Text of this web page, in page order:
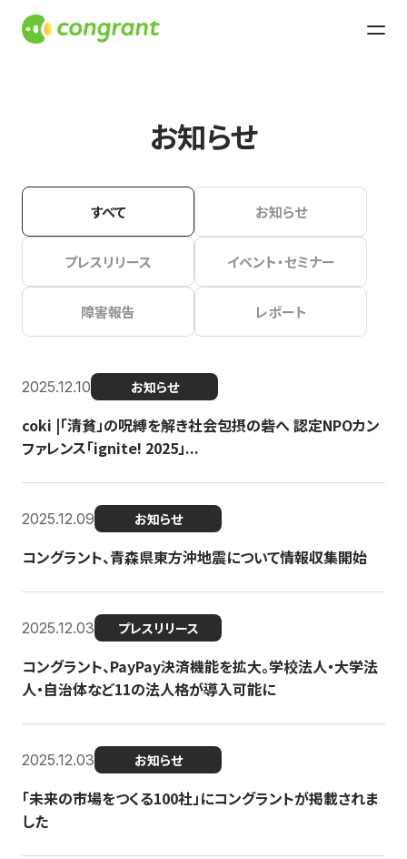
お知らせ
すべて お知らせ
プレスリリース イベント・セミナー
障害報告 レポート
2025.12.10 お知らせ
coki |「清貧」の呪縛を解き社会包摂の砦へ 認定NPOカン
ファレンス「ignite! 2025」...
2025.12.09 お知らせ
コングラント、青森県東方沖地震について情報収集開始
2025.12.03 プレスリリース
コングラント、PayPay決済機能を拡大。学校法人・大学法
人・自治体など11の法人格が導入可能に
2025.12.03 お知らせ
「未来の市場をつくる100社」にコングラントが掲載されま
した